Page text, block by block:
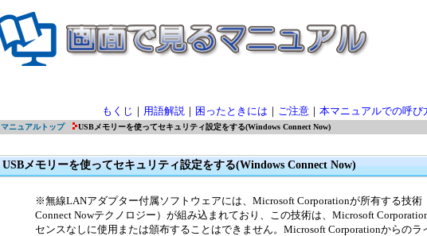
もくじ ｜ 用語解説 ｜ 困ったときには ｜ ご注意 ｜ 本マニュアルでの呼び
マニュアルトップ USBメモリーを使ってセキュリティ設定をする(Windows Connect Now)
USBメモリーを使ってセキュリティ設定をする(Windows Connect Now)
※無線LANアダプター付属ソフトウェアには、Microsoft Corporationが所有する技術
Connect Nowテクノロジー）が組み込まれており、この技術は、Microsoft
センスなしに使用または頒布することはできません。Microsoft Corporationからのラ